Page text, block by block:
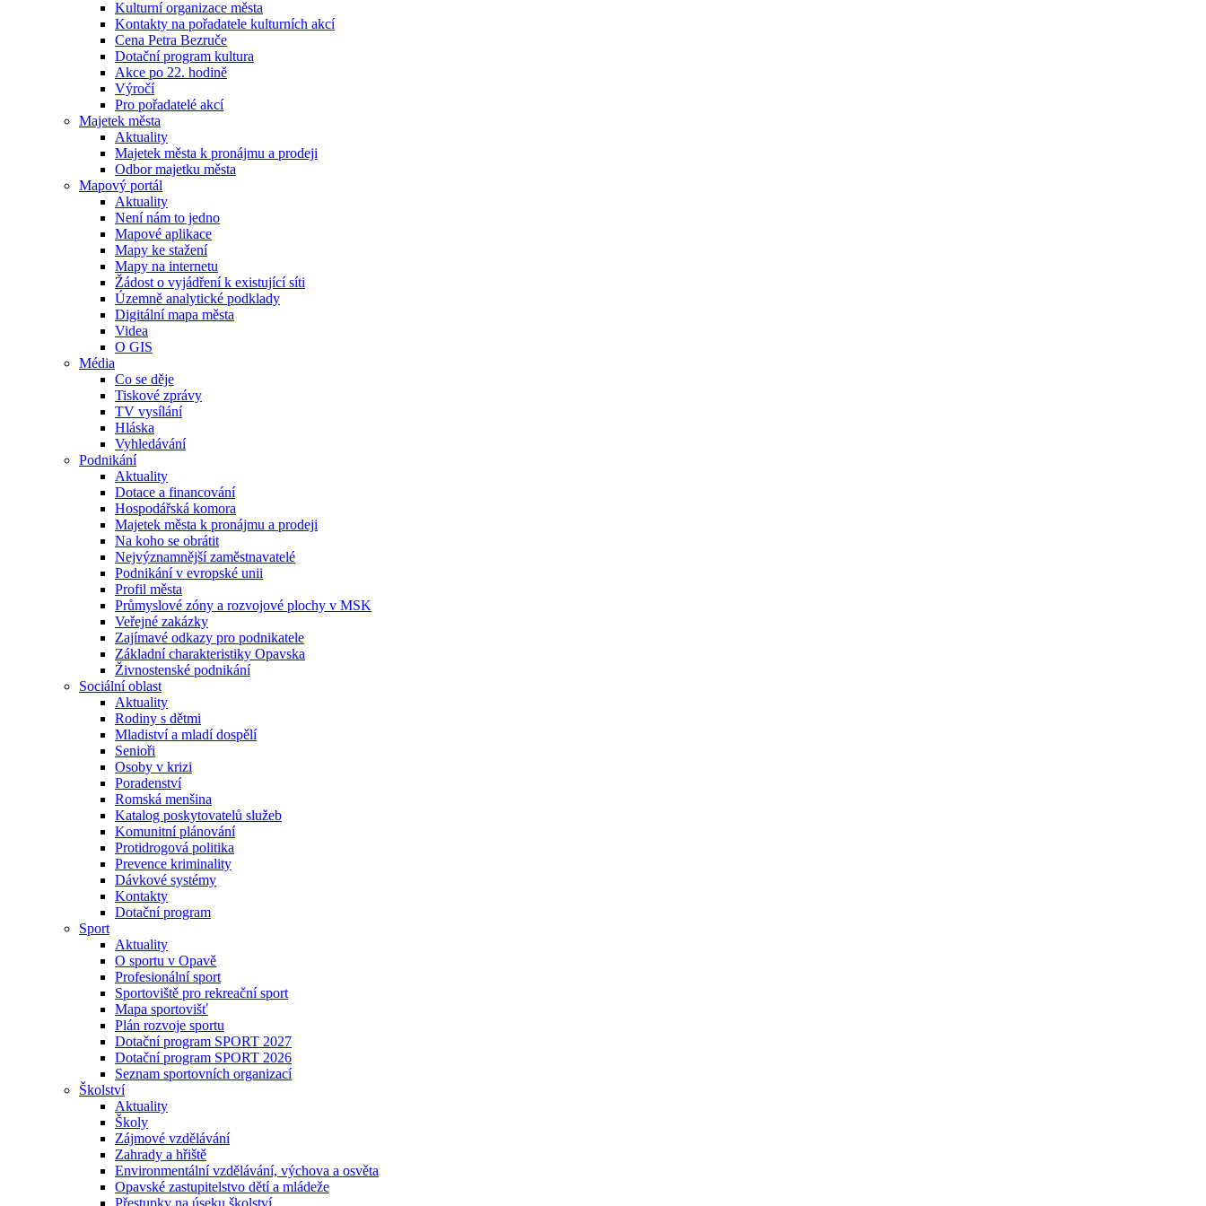
Kulturní organizace města
Kontakty na pořadatele kulturních akcí
Cena Petra Bezruče
Dotační program kultura
Akce po 22. hodině
Výročí
Pro pořadatelé akcí
Majetek města
Aktuality
Majetek města k pronájmu a prodeji
Odbor majetku města
Mapový portál
Aktuality
Není nám to jedno
Mapové aplikace
Mapy ke stažení
Mapy na internetu
Žádost o vyjádření k existující síti
Územně analytické podklady
Digitální mapa města
Videa
O GIS
Média
Co se děje
Tiskové zprávy
TV vysílání
Hláska
Vyhledávání
Podnikání
Aktuality
Dotace a financování
Hospodářská komora
Majetek města k pronájmu a prodeji
Na koho se obrátit
Nejvýznamnější zaměstnavatelé
Podnikání v evropské unii
Profil města
Průmyslové zóny a rozvojové plochy v MSK
Veřejné zakázky
Zajímavé odkazy pro podnikatele
Základní charakteristiky Opavska
Živnostenské podnikání
Sociální oblast
Aktuality
Rodiny s dětmi
Mladiství a mladí dospělí
Senioři
Osoby v krizi
Poradenství
Romská menšina
Katalog poskytovatelů služeb
Komunitní plánování
Protidrogová politika
Prevence kriminality
Dávkové systémy
Kontakty
Dotační program
Sport
Aktuality
O sportu v Opavě
Profesionální sport
Sportoviště pro rekreační sport
Mapa sportovišť
Plán rozvoje sportu
Dotační program SPORT 2027
Dotační program SPORT 2026
Seznam sportovních organizací
Školství
Aktuality
Školy
Zájmové vzdělávání
Zahrady a hřiště
Environmentální vzdělávání, výchova a osvěta
Opavské zastupitelstvo dětí a mládeže